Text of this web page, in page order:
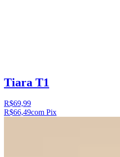
Tiara T1
R$69,99
R$66,49com Pix